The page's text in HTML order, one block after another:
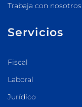
Trabaja con nosotros
Servicios
Fiscal
Laboral
Jurídico